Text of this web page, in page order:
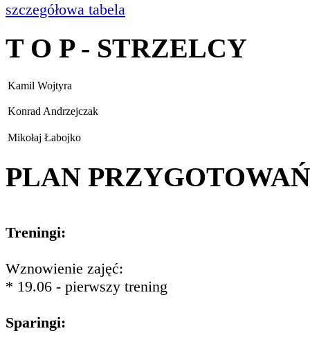
szczegółowa tabela
T O P - STRZELCY
Kamil Wojtyra
Konrad Andrzejczak
Mikołaj Łabojko
PLAN PRZYGOTOWAŃ
Treningi:
Wznowienie zajęć:
* 19.06 - pierwszy trening
Sparingi: